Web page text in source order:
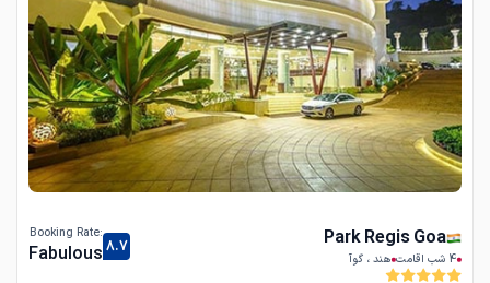
Park Regis Goa
4 شب اقامت هند ، گوآ
8.7
:Booking Rate
Fabulous